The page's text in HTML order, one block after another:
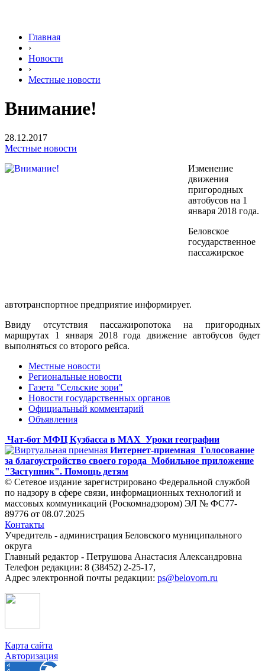
Главная
›
Новости
›
Местные новости
Внимание!
28.12.2017
Местные новости
Изменение
движения
пригородных
автобусов на 1
января 2018 года.
Беловское
государственное
пассажирское
автотранспортное предприятие информирует.
Ввиду отсутствия пассажиропотока на пригородных
маршрутах 1 января 2018 года движение автобусов будет
выполняться со второго рейса.
Местные новости
Региональные новости
Газета "Сельские зори"
Новости государственных органов
Официальный комментарий
Объявления
Чат-бот МФЦ Кузбасса в MAX Уроки географии
Интернет-приемная Голосование
за благоустройство своего города Мобильное приложение
"Заступник". Помощь детям
© Сетевое издание зарегистрировано Федеральной службой
по надзору в сфере связи, информационных технологий и
массовых коммуникаций (Роскомнадзором) ЭЛ № ФС77-
89776 от 08.07.2025
Контакты
Учредитель - администрация Беловского муниципального
округа
Главный редактор - Петрушова Анастасия Александровна
Телефон редакции: 8 (38452) 2-25-17,
Адрес электронной почты редакции: ps@belovorn.ru
Карта сайта
Авторизация